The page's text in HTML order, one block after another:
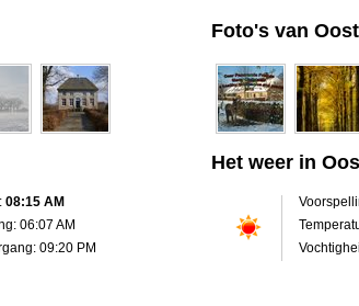
08:15 AM
06:07 AM
09:20 PM
Foto's van
Het weer in